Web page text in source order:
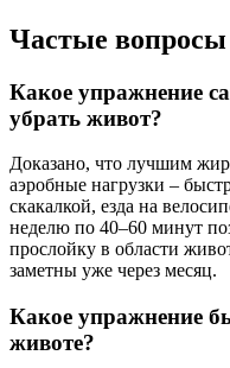
Частые вопросы
Какое упражнение
убрать живот?
Доказано, что лучшим
аэробные нагрузки –
скакалкой, езда на
неделю по 40–60 минут
прослойку в области
заметны уже через месяц.
Какое упражнение
животе?